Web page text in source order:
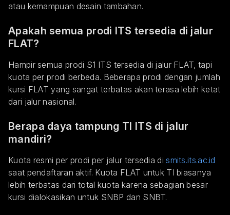
atau kemampuan desain tambahan.
Apakah semua prodi ITS tersedia di jalur
FLAT?
Hampir semua prodi S1 ITS tersedia di jalur FLAT, tapi
kuota per prodi berbeda. Beberapa prodi dengan jumlah
kursi FLAT yang sangat terbatas akan terasa lebih ketat
dari jalur nasional.
Berapa daya tampung TI ITS di jalur
mandiri?
Kuota resmi per prodi per jalur tersedia dismits.its.ac.id
saat pendaftaran aktif. Kuota FLAT untuk TI biasanya
lebih terbatas dari total kuota karena sebagian besar
kursi dialokasikan untuk SNBP dan SNBT.